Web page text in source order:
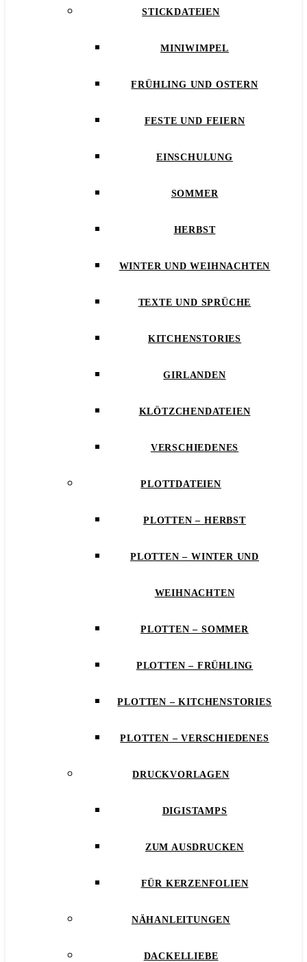
STICKDATEIEN
MINIWIMPEL
FRÜHLING UND OSTERN
FESTE UND FEIERN
EINSCHULUNG
SOMMER
HERBST
WINTER UND WEIHNACHTEN
TEXTE UND SPRÜCHE
KITCHENSTORIES
GIRLANDEN
KLÖTZCHENDATEIEN
VERSCHIEDENES
PLOTTDATEIEN
PLOTTEN – HERBST
PLOTTEN – WINTER UND
WEIHNACHTEN
PLOTTEN – SOMMER
PLOTTEN – FRÜHLING
PLOTTEN – KITCHENSTORIES
PLOTTEN – VERSCHIEDENES
DRUCKVORLAGEN
DIGISTAMPS
ZUM AUSDRUCKEN
FÜR KERZENFOLIEN
NÄHANLEITUNGEN
DACKELLIEBE